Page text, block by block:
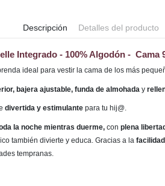
Descripción Detalles del producto
Integrado - 100% Algodón - Cama
ideal para vestir la cama de los más
bajera ajustable, funda de almohada y
divertida y estimulante para tu hij@.
la noche mientras duerme, con plena
también divierte y educa. Gracias a la
tempranas.